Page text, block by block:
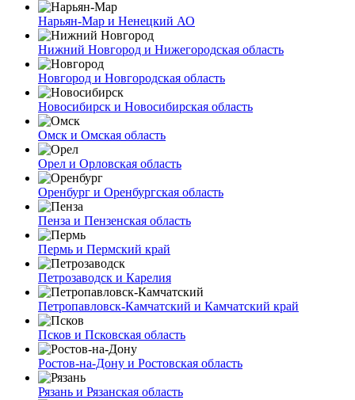
Нарьян-Мар и Ненецкий АО
Нижний Новгород и Нижегородская область
Новгород и Новгородская область
Новосибирск и Новосибирская область
Омск и Омская область
Орел и Орловская область
Оренбург и Оренбургская область
Пенза и Пензенская область
Пермь и Пермский край
Петрозаводск и Карелия
Петропавловск-Камчатский и Камчатский край
Псков и Псковская область
Ростов-на-Дону и Ростовская область
Рязань и Рязанская область